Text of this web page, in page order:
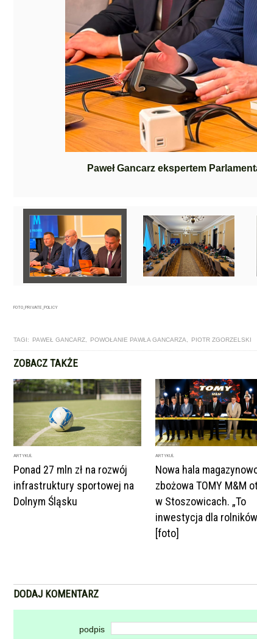
Paweł Gancarz ekspertem
FOTO_PRIVATE_POLICY
TAGI: PAWEŁ GANCARZ POWOŁANIE PAWŁA GANCARZA PIOTR ZGORZELSKI
ZOBACZ TAKŻE
ARTYKUŁ
Ponad 27 mln zł na rozwój
infrastruktury sportowej na
Dolnym Śląsku
ARTYKUŁ
Nowa hala
zbożowa TOMY M&M
w Stoszowicach. „To
inwestycja dla
[foto]
DODAJ KOMENTARZ
podpis